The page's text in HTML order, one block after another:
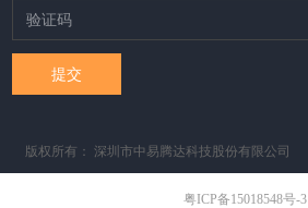
版权所有： 深圳市中易腾达科技股份有限公司
提交
粤ICP备15018548号-3